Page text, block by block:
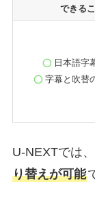
できる
日本語字
字幕と吹替
U-NEXTでは、
り替えが可能